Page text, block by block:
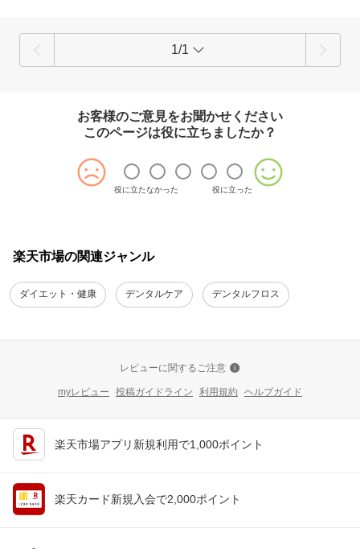
1/1
お客様のご意見をお聞かせください
このページは役に立ちましたか？
役に立たなかった 役に立った
楽天市場の関連ジャンル
ダイエット・健康 デンタルケア デンタルフロス
レビューに関するご注意
myレビュー 投稿ガイドライン 利用規約 ヘルプガイド
楽天市場アプリ新規利用で1,000ポイント
楽天カード新規入会で2,000ポイント